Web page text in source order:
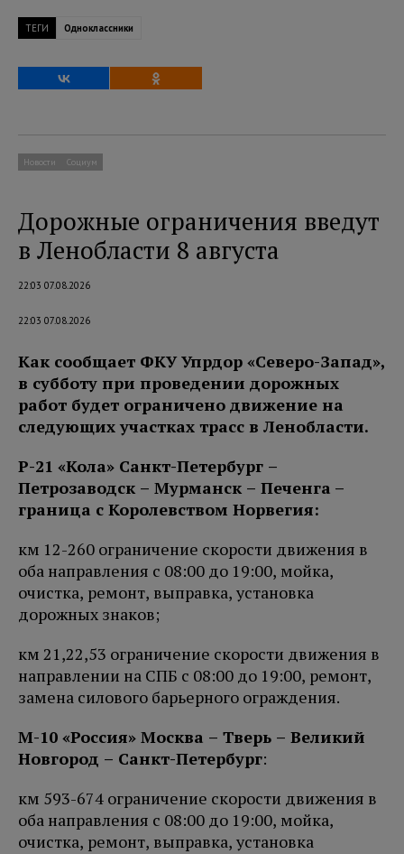
ТЕГИ Одноклассники
Новости Социум
Дорожные ограничения введут
в Ленобласти 8 августа
22:03 07.08.2026
22:03 07.08.2026
Как сообщает ФКУ Упрдор «Северо-Запад»,
в субботу при проведении дорожных
работ будет ограничено движение на
следующих участках трасс в Ленобласти.
Р-21 «Кола» Санкт-Петербург –
Петрозаводск – Мурманск – Печенга –
граница с Королевством Норвегия:
км 12-260 ограничение скорости движения в
оба направления с 08:00 до 19:00, мойка,
очистка, ремонт, выправка, установка
дорожных знаков;
км 21,22,53 ограничение скорости движения в
направлении на СПБ с 08:00 до 19:00, ремонт,
замена силового барьерного ограждения.
М-10 «Россия» Москва – Тверь – Великий
Новгород – Санкт-Петербург:
км 593-674 ограничение скорости движения в
оба направления с 08:00 до 19:00, мойка,
очистка, ремонт, выправка, установка